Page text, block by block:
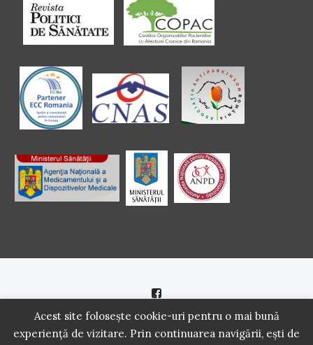
Politică de cookie |Politică de confidenţialitate
2016 - 2021 Copyright. Scoala Pacientilor - QUINN Media SRL.
Acest site folosește cookie-uri pentru o mai bună
experiență de vizitare. Prin continuarea navigării, ești de